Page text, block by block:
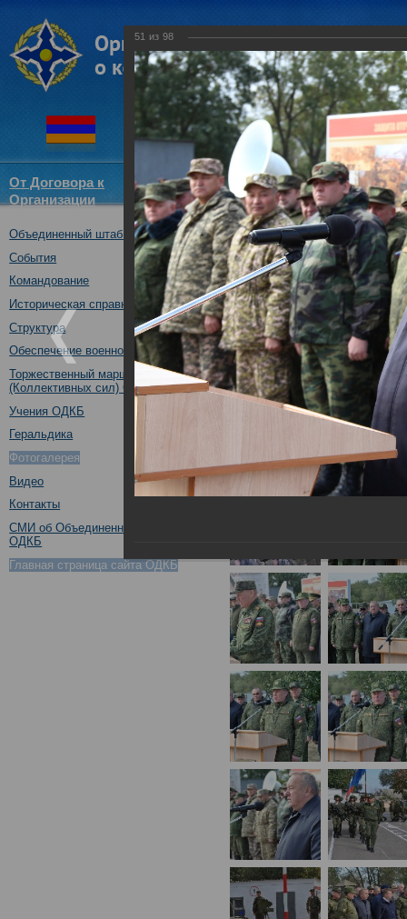
От Договора к
Организации
Структура
ОДКБ
Новости
Объединенный штаб ОДКБ
События
Командование
Историческая справка
Структура
Обеспечение военной безопасности
Торжественный марш Войск
(Коллективных сил) ОДКБ
Учения ОДКБ
Геральдика
Фотогалерея
Видео
Контакты
СМИ об Объединенном штабе
ОДКБ
Главная страница сайта ОДКБ
Открытие оперативно-
03.10.2017
51 из 98